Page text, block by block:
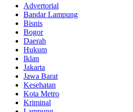
Advertorial
Bandar Lampung
Bisnis
Bogor
Daerah
Hukum
Iklan
Jakarta
Jawa Barat
Kesehatan
Kota Metro
Kriminal